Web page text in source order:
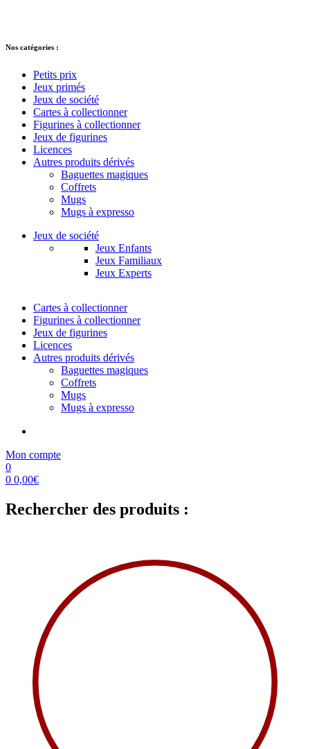
Nos catégories :
Petits prix
Jeux primés
Jeux de société
Cartes à collectionner
Figurines à collectionner
Jeux de figurines
Licences
Autres produits dérivés
Baguettes magiques
Coffrets
Mugs
Mugs à expresso
Jeux de société
Jeux Enfants
Jeux Familiaux
Jeux Experts
Cartes à collectionner
Figurines à collectionner
Jeux de figurines
Licences
Autres produits dérivés
Baguettes magiques
Coffrets
Mugs
Mugs à expresso
Mon compte
0
0 0,00€
Rechercher des produits :